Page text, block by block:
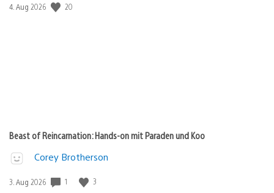
Veröffentlichungsdatum:
4. Aug 2026 20
Beast of Reincarnation: Hands-on mit Paraden und Koo
Corey Brotherson
Veröffentlichungsdatum:
3. Aug 2026 1 3